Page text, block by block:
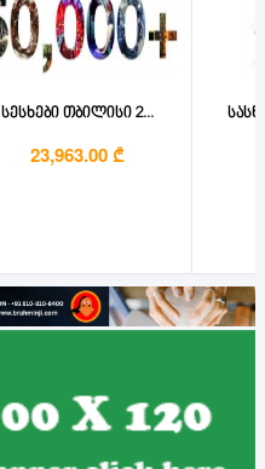
სესხები თბილისი 2...
23,963.00 ₾